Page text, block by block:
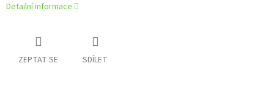
Detailní informace
ZEPTAT SE SDÍLET